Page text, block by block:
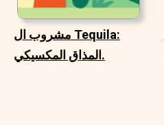
مشروب ال Tequila:
المذاق المكسيكي.